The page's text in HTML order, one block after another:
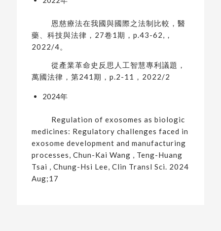
恩慈療法在我國與國際之法制比較，醫
藥、科技與法律，27卷1期，p.43-62,，
2022/4。
從產業革命史反思人工智慧專利議題，
萬國法律，第241期，p.2-11，2022/2
2024年
Regulation of exosomes as biologic
medicines: Regulatory challenges faced in
exosome development and manufacturing
processes, Chun-Kai Wang , Teng-Huang
Tsai , Chung-Hsi Lee, Clin Transl Sci. 2024
Aug;17